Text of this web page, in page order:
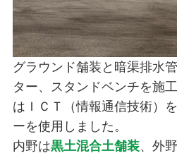
グラウンド舗装と暗渠排水
ター、スタンドベンチを施
はＩＣＴ（情報通信技術）
ーを使用しました。
内野は黒土混合土舗装、外